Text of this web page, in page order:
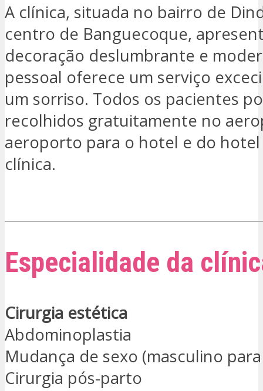
A clínica, situada no bairro de
centro de Banguecoque,
decoração deslumbrante e
pessoal oferece um serviço
um sorriso. Todos os pacientes
recolhidos gratuitamente no
aeroporto para o hotel e do hotel
clínica.
Especialidade da
Cirurgia estética
Abdominoplastia
Mudança de sexo (masculino
Cirurgia pós-parto